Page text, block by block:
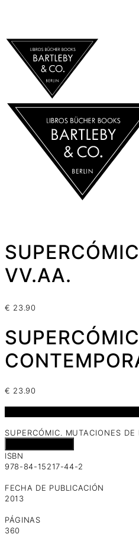
VV.AA.
€ 23.90
€ 23.90
SUPERCÓMIC. MUTACIONES
ISBN
978-84-15217-44-2
FECHA DE PUBLICACIÓN
2013
PÁGINAS
360